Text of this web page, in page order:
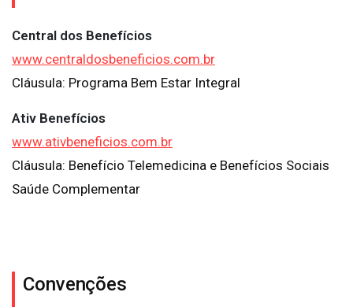
Central dos Benefícios
www.centraldosbeneficios.com.br
Cláusula: Programa Bem Estar Integral
Ativ Benefícios
www.ativbeneficios.com.br
Cláusula: Benefício Telemedicina e Benefícios Sociais
Saúde Complementar
Convenções